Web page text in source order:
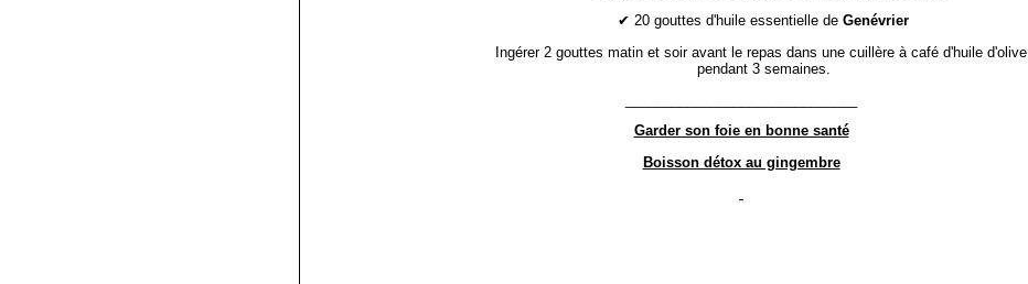
✔ 20 gouttes d'huile essentielle de Genévrier
Ingérer 2 gouttes matin et soir avant le repas dans une cuillère à café d'huile d'olive,
pendant 3 semaines.
Garder son foie en bonne santé
Boisson détox au gingembre